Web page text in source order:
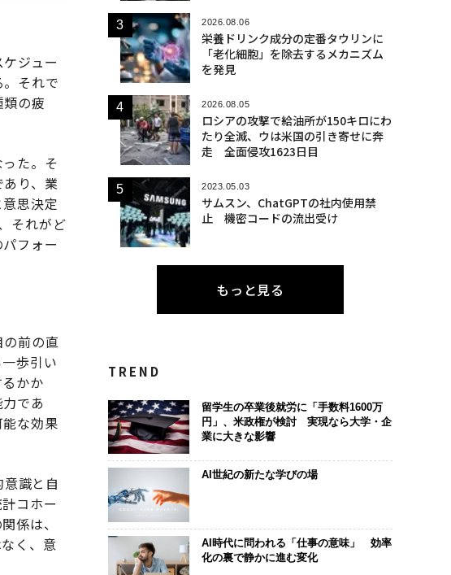
ジュー
それで
の疲
た。そ
り、業
思決定
それがど
フォー
前の直
歩引い
かか
であ
な効果
識と自
コホー
係は、
く、意
2026.08.06
栄養ドリンク成分の定番タウリンに
「老化細胞」を除去するメカニズム
を発見
2026.08.05
ロシアの攻撃で給油所が150キロにわ
たり全滅、ウは米国の引き寄せに奔
走 全面侵攻1623日目
2023.05.03
サムスン、ChatGPTの社内使用禁
止 機密コードの流出受け
もっと見る
TREND
留学生の卒業後就労に「手数料1600万
円」、米政権が検討 実現なら大学・企
業に大きな影響
AI世紀の新たな学びの場
AI時代に問われる「仕事の意味」 効率
化の裏で静かに進む変化